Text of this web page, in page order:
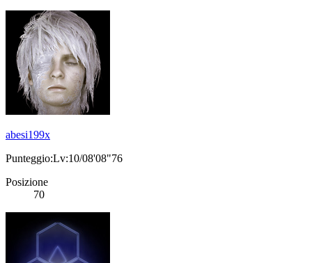
abesi199x
Punteggio:Lv:10/08'08"76
Posizione
70